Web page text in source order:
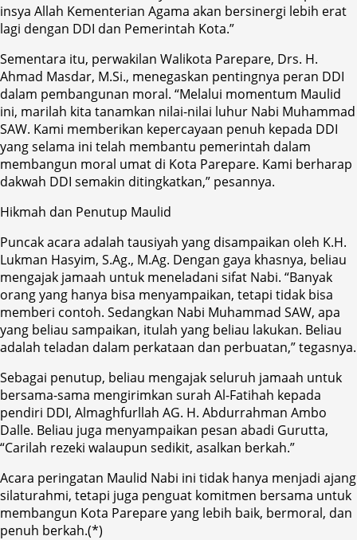
insya Allah Kementerian Agama akan bersinergi lebih erat
lagi dengan DDI dan Pemerintah Kota.”
Sementara itu, perwakilan Walikota Parepare, Drs. H.
Ahmad Masdar, M.Si., menegaskan pentingnya peran DDI
dalam pembangunan moral. “Melalui momentum Maulid
ini, marilah kita tanamkan nilai-nilai luhur Nabi Muhammad
SAW. Kami memberikan kepercayaan penuh kepada DDI
yang selama ini telah membantu pemerintah dalam
membangun moral umat di Kota Parepare. Kami berharap
dakwah DDI semakin ditingkatkan,” pesannya.
Hikmah dan Penutup Maulid
Puncak acara adalah tausiyah yang disampaikan oleh K.H.
Lukman Hasyim, S.Ag., M.Ag. Dengan gaya khasnya, beliau
mengajak jamaah untuk meneladani sifat Nabi. “Banyak
orang yang hanya bisa menyampaikan, tetapi tidak bisa
memberi contoh. Sedangkan Nabi Muhammad SAW, apa
yang beliau sampaikan, itulah yang beliau lakukan. Beliau
adalah teladan dalam perkataan dan perbuatan,” tegasnya.
Sebagai penutup, beliau mengajak seluruh jamaah untuk
bersama-sama mengirimkan surah Al-Fatihah kepada
pendiri DDI, Almaghfurllah AG. H. Abdurrahman Ambo
Dalle. Beliau juga menyampaikan pesan abadi Gurutta,
“Carilah rezeki walaupun sedikit, asalkan berkah.”
Acara peringatan Maulid Nabi ini tidak hanya menjadi ajang
silaturahmi, tetapi juga penguat komitmen bersama untuk
membangun Kota Parepare yang lebih baik, bermoral, dan
penuh berkah.(*)